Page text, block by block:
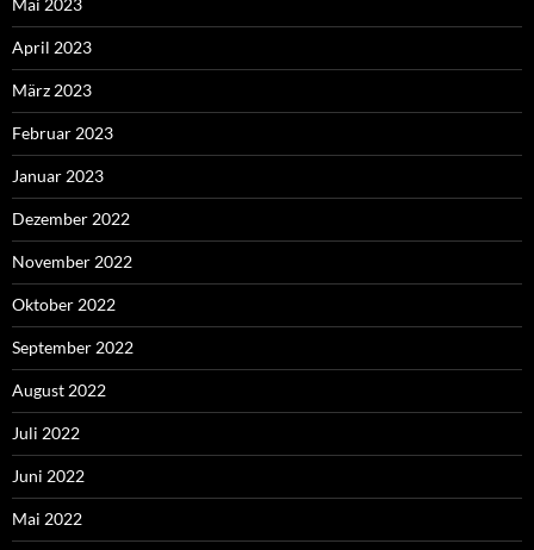
Mai 2023
April 2023
März 2023
Februar 2023
Januar 2023
Dezember 2022
November 2022
Oktober 2022
September 2022
August 2022
Juli 2022
Juni 2022
Mai 2022